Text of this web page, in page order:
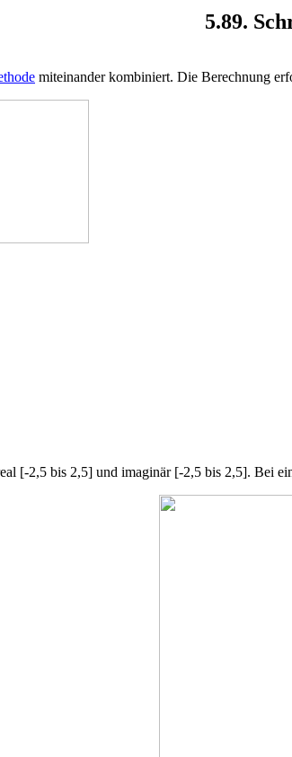
5.89.
miteinander kombiniert. Die Berechnung
[-2,5 bis 2,5] und imaginär [-2,5 bis 2,5]. Bei